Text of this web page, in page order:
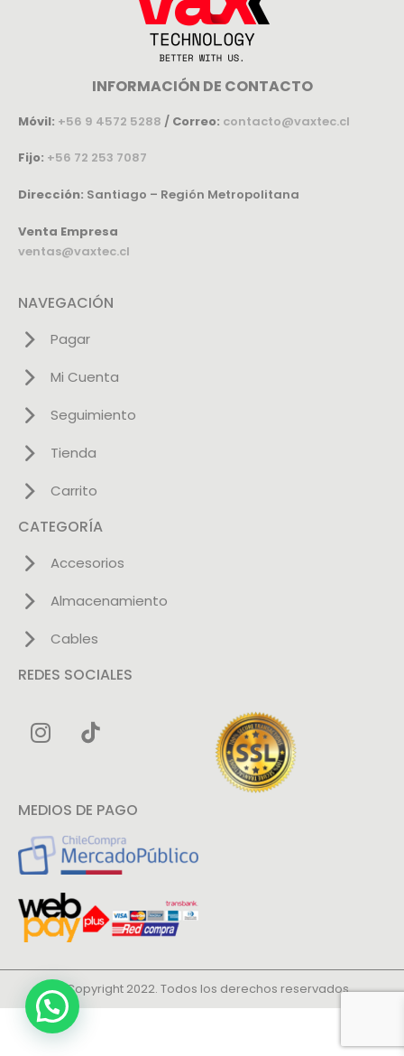
INFORMACIÓN DE CONTACTO
Móvil: +56 9 4572 5288 / Correo: contacto@vaxtec.cl
Fijo: +56 72 253 7087
Dirección: Santiago – Región Metropolitana
Venta Empresa
ventas@vaxtec.cl
NAVEGACIÓN
Pagar
Mi Cuenta
Seguimiento
Tienda
Carrito
CATEGORÍA
Accesorios
Almacenamiento
Cables
REDES SOCIALES
MEDIOS DE PAGO
© Copyright 2022. Todos los derechos reservados.